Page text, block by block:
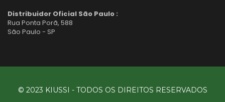
Distribuidor Oficial São Paulo :
Rua Ponta Porã, 588
São Paulo - SP
© 2023 KIUSSI - TODOS OS DIREITOS RESERVADOS